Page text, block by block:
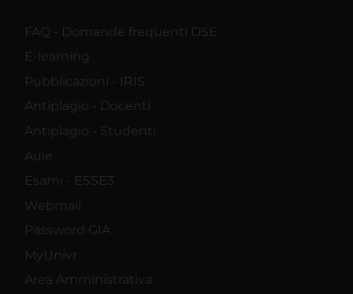
FAQ - Domande frequenti DSE
E-learning
Pubblicazioni - IRIS
Antiplagio - Docenti
Antiplagio - Studenti
Aule
Esami - ESSE3
Webmail
Password GIA
MyUnivr
Area Amministrativa